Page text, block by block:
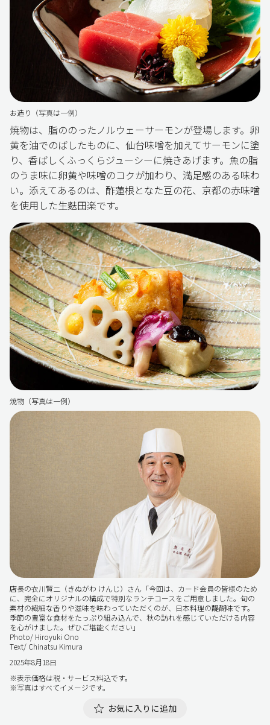
お造り（写真は一例）
焼物は、脂ののったノルウェーサーモンが登場します。卵
黄を油でのばしたものに、仙台味噌を加えてサーモンに塗
り、香ばしくふっくらジューシーに焼きあげます。魚の脂
のうま味に卵黄や味噌のコクが加わり、満足感のある味わ
い。添えてあるのは、酢蓮根となた豆の花、京都の赤味噌
を使用した生麩田楽です。
焼物（写真は一例）
店長の衣川賢二（きぬがわ けんじ）さん「今回は、カード会員の皆様のため
に、完全にオリジナルの構成で特別なランチコースをご用意しました。旬の
素材の繊細な香りや滋味を味わっていただくのが、日本料理の醍醐味です。
季節の豊富な食材をたっぷり組み込んで、秋の訪れを感じていただける内容
を心がけました。ぜひご堪能ください」
Photo/ Hiroyuki Ono
Text/ Chinatsu Kimura
2025年8月18日
※表示価格は税・サービス料込です。
※写真はすべてイメージです。
お気に入りに追加